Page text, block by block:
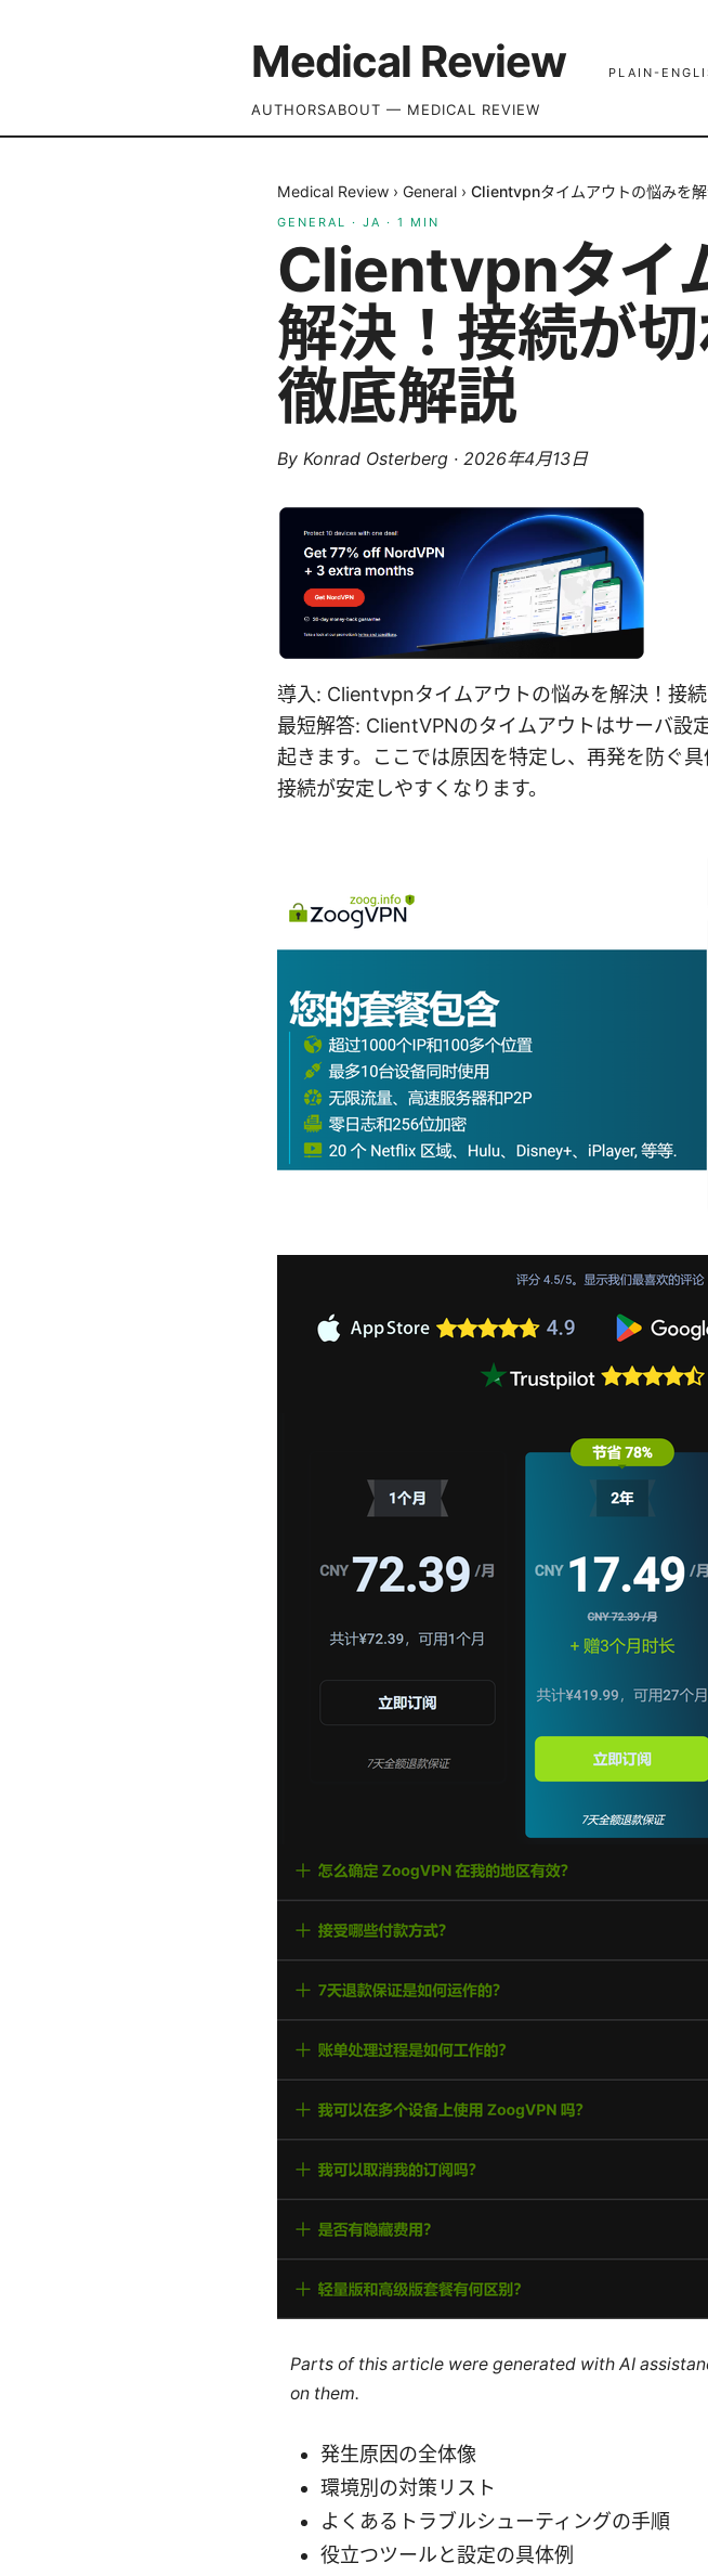
Medical Review PLAIN-
AUTHORSABOUT — MEDICAL REVIEW
Medical Review › General › Clientvpnタイムアウトの悩みを
GENERAL · JA · 1 MIN
Clientvpnタイ
解決！接続が
徹底解説
By Konrad Osterberg · 2026年4月13日
導入: Clientvpnタイムアウトの悩みを解決！接
最短解答: ClientVPNのタイムアウトはサーバ設
起きます。ここでは原因を特定し、再発を防ぐ
接続が安定しやすくなります。
Parts of this article were generated with AI
on them.
発生原因の全体像
環境別の対策リスト
よくあるトラブルシューティングの手順
役立つツールと設定の具体例